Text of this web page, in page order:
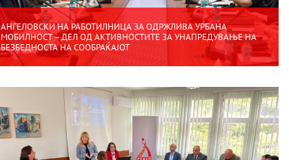
АНГЕЛОВСКИ НА РАБОТИЛНИЦА ЗА ОДРЖЛИВА УРБАНА
МОБИЛНОСТ – ДЕЛ ОД АКТИВНОСТИТЕ ЗА УНАПРЕДУВАЊЕ НА
БЕЗБЕДНОСТА НА СООБРАЌАЈОТ